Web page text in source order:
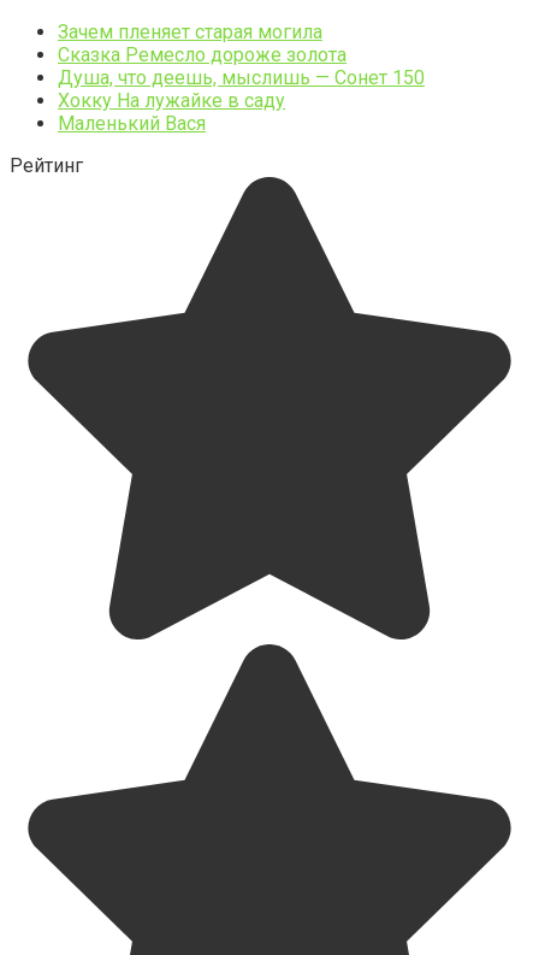
Зачем пленяет старая могила
Сказка Ремесло дороже золота
Душа, что деешь, мыслишь — Сонет 150
Хокку На лужайке в саду
Маленький Вася
Рейтинг